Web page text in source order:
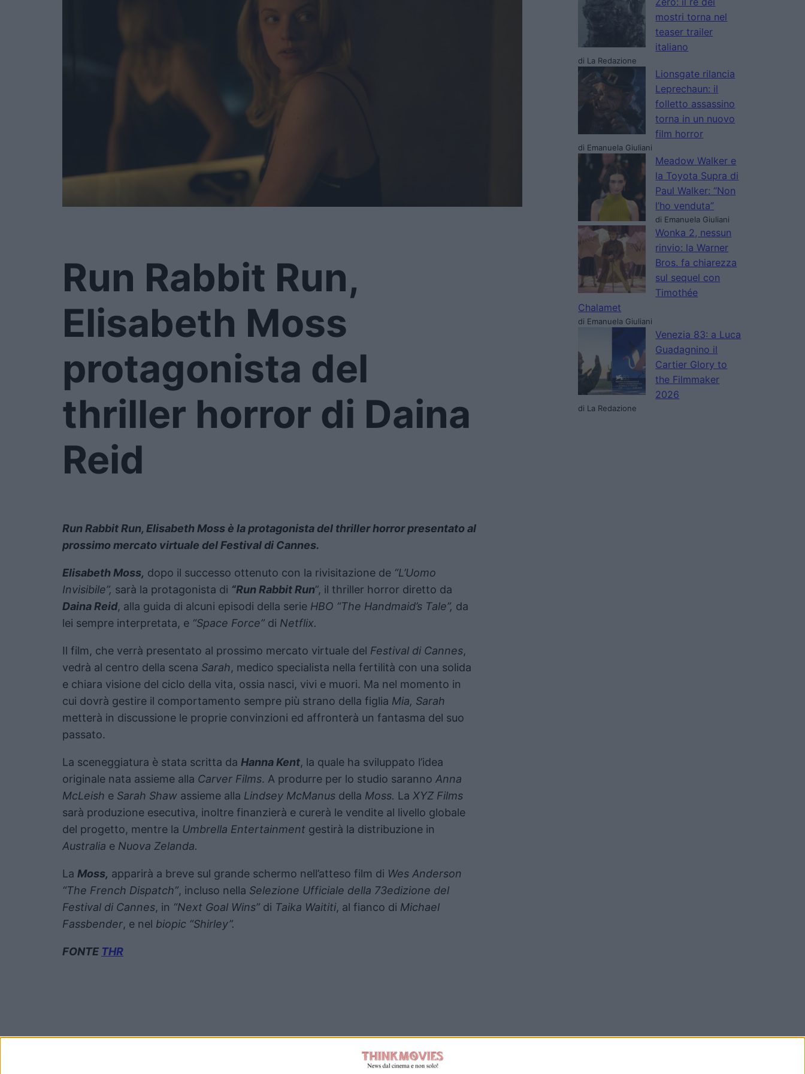
Run Rabbit Run,
Elisabeth Moss
protagonista del
thriller horror di Daina
Reid
Run Rabbit Run, Elisabeth Moss è la protagonista del thriller horror presentato al
prossimo mercato virtuale del Festival di Cannes.
Elisabeth Moss, dopo il successo ottenuto con la rivisitazione de “L’Uomo
Invisibile”, sarà la protagonista di “Run Rabbit Run”, il thriller horror diretto da
Daina Reid, alla guida di alcuni episodi della serie HBO “The Handmaid’s Tale”, da
lei sempre interpretata, e “Space Force” di Netflix.
Il film, che verrà presentato al prossimo mercato virtuale del Festival di Cannes,
vedrà al centro della scena Sarah, medico specialista nella fertilità con una solida
e chiara visione del ciclo della vita, ossia nasci, vivi e muori. Ma nel momento in
cui dovrà gestire il comportamento sempre più strano della figlia Mia, Sarah
metterà in discussione le proprie convinzioni ed affronterà un fantasma del suo
passato.
La sceneggiatura è stata scritta da Hanna Kent, la quale ha sviluppato l’idea
originale nata assieme alla Carver Films. A produrre per lo studio saranno Anna
McLeish e Sarah Shaw assieme alla Lindsey McManus della Moss. La XYZ Films
sarà produzione esecutiva, inoltre finanzierà e curerà le vendite al livello globale
del progetto, mentre la Umbrella Entertainment gestirà la distribuzione in
Australia e Nuova Zelanda.
La Moss, apparirà a breve sul grande schermo nell’atteso film di Wes Anderson
“The French Dispatch”, incluso nella Selezione Ufficiale della 73edizione del
Festival di Cannes, in “Next Goal Wins” di Taika Waititi, al fianco di Michael
Fassbender, e nel biopic “Shirley”.
FONTE THR
mostri torna nel
teaser trailer
italiano
di La Redazione
Lionsgate rilancia
Leprechaun: il
folletto assassino
torna in un nuovo
film horror
di Emanuela Giuliani
Meadow Walker e
la Toyota Supra di
Paul Walker: “Non
l’ho venduta”
di Emanuela Giuliani
Wonka 2, nessun
rinvio: la Warner
Bros. fa chiarezza
sul sequel con
Timothée
Chalamet
di Emanuela Giuliani
Venezia 83: a Luca
Guadagnino il
Cartier Glory to
the Filmmaker
2026
di La Redazione